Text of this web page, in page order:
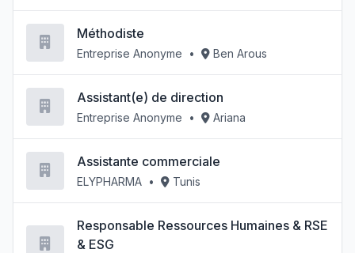
Méthodiste
Entreprise Anonyme • Ben Arous
Assistant(e) de direction
Entreprise Anonyme • Ariana
Assistante commerciale
ELYPHARMA • Tunis
Responsable Ressources Humaines & RSE
& ESG